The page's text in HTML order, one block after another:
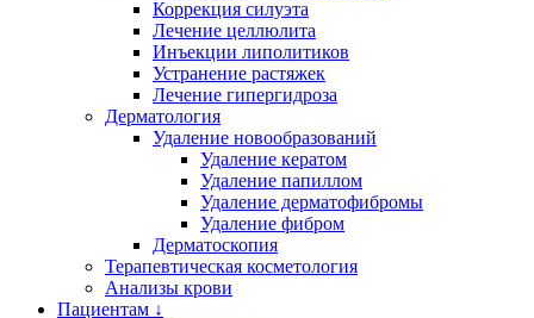
Коррекция силуэта
Лечение целлюлита
Инъекции липолитиков
Устранение растяжек
Лечение гипергидроза
Дерматология
Удаление новообразований
Удаление кератом
Удаление папиллом
Удаление дерматофибромы
Удаление фибром
Дерматоскопия
Терапевтическая косметология
Анализы крови
Пациентам ↓